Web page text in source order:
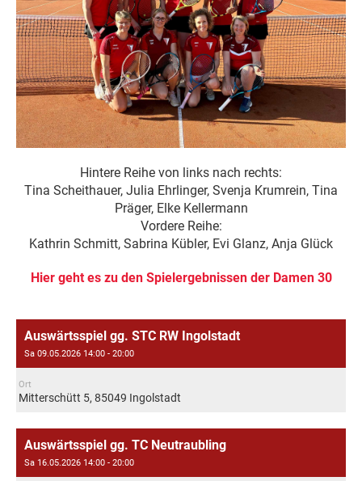
Hintere Reihe von links nach rechts:
Tina Scheithauer, Julia Ehrlinger, Svenja Krumrein, Tina
Präger, Elke Kellermann
Vordere Reihe:
Kathrin Schmitt, Sabrina Kübler, Evi Glanz, Anja Glück
Hier geht es zu den Spielergebnissen der Damen 30
Auswärtsspiel gg. STC RW Ingolstadt
Sa 09.05.2026 14:00 - 20:00
Ort
Mitterschütt 5, 85049 Ingolstadt
Auswärtsspiel gg. TC Neutraubling
Sa 16.05.2026 14:00 - 20:00